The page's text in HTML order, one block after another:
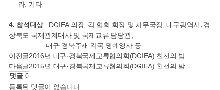
라. 기타
4. 참석대상: DGIEA 의장, 각 협회 회장 및 사무국장, 대구광역시․경
상북도 국제관계대사 및 국제교류 담당관,
대구·경북주재 각국 명예영사 등
이전글2016년 대구·경북국제교류협의회(DGIEA) 친선의 밤
다음글2015년 대구·경북국제교류협의회(DGIEA) 친선의 밤
댓글0
등록된 댓글이 없습니다.